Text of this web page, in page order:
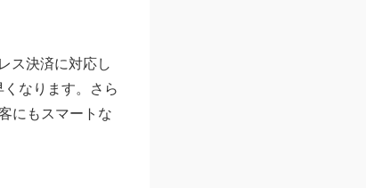
ス決済に対応し
なります。さら
にもスマートな